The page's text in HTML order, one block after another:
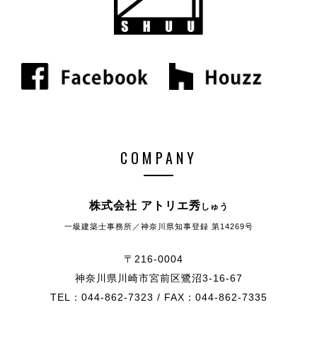
COMPANY
株式会社 アトリエ秀 しゅう
一級建築士事務所／神奈川県知事登録 第14269号
〒216-0004
神奈川県川崎市宮前区鷺沼3-16-67
TEL：044-862-7323 / FAX：044-862-7335